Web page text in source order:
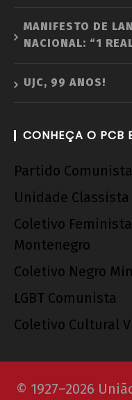
MANIFESTO DE
NACIONAL: “1
UJC, 99 ANOS!
CONHEÇA O PCB
Partido
Unidade Classista
Coletivo
Montenegro
Coletivo Negro
LGBT Comunista
Coletivo Cultural
© 1927–2026